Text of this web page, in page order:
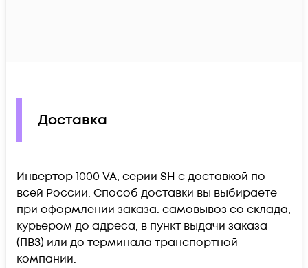
Доставка
Инвертор 1000 VA, серии SH c доставкой по
всей России. Способ доставки вы выбираете
при оформлении заказа: самовывоз со склада,
курьером до адреса, в пункт выдачи заказа
(ПВЗ) или до терминала транспортной
компании.